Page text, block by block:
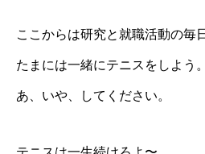
ここからは研究と就職活動の毎
たまには一緒にテニスをしよう。
あ、いや、してください。